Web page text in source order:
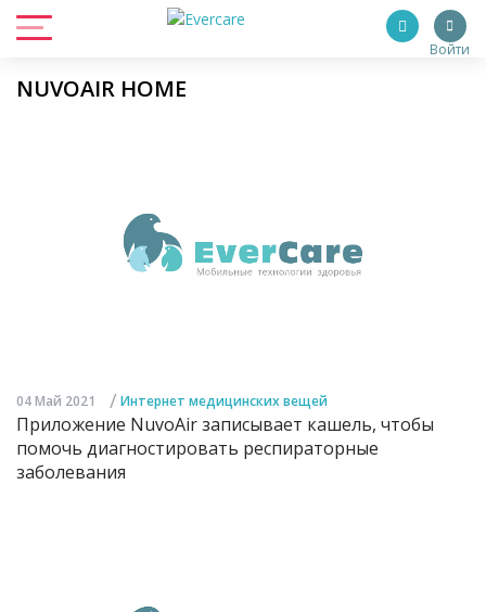
Войти
NUVOAIR HOME
04 Май 2021 / Интернет медицинских вещей
Приложение NuvoAir записывает кашель, чтобы
помочь диагностировать респираторные
заболевания